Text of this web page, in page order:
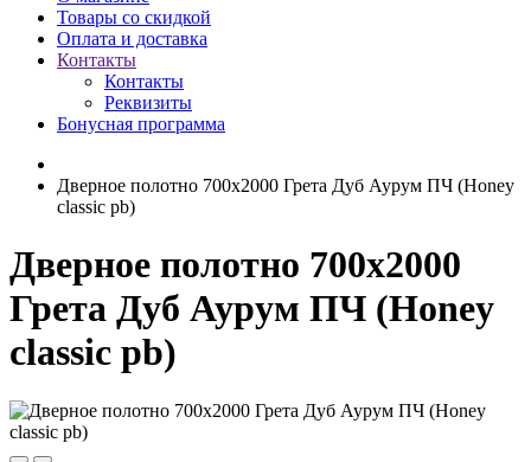
Товары со скидкой
Оплата и доставка
Контакты
Контакты
Реквизиты
Бонусная программа
Дверное полотно 700x2000 Грета Дуб Аурум ПЧ (Honey
classic pb)
Дверное полотно 700x2000
Грета Дуб Аурум ПЧ (Honey
classic pb)